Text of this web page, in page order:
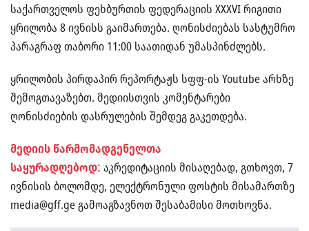
საქართველოს ფეხბურთის ფედერაციის XXXVI რიგითი
ყრილობა 8 ივნისს გაიმართება. ღონისძიებას სასტუმრო
პარაგრაფ თაბორი 11:00 საათიდან უმასპინძლებს.
ყრილობის პირდაპირ რეპორტაჟს სფფ-ის Youtube არხზე
შემოგთავაზებთ. მედიისთვის კომენტარები
ღონისძიების დასრულების შემდეგ გაკეთდება.
მედიის წარმომადგენელთა
საყურადღებოდ: აკრედიტაციის მისაღებად, გთხოვთ, 7
ივნისის ბოლომდე, ელექტრონული ფოსტის მისამართზე
media@gff.geგამოაგზავნოთ შესაბამისი მოთხოვნა.